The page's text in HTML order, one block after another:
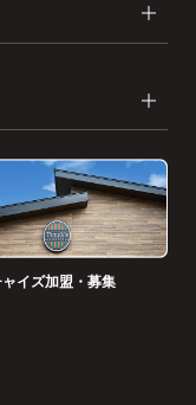
イズ加盟・募集